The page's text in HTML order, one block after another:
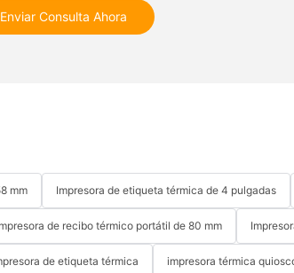
Enviar Consulta Ahora
mm Impresora de etiqueta térmica de 4 pulgadas
de recibo térmico portátil de 80 mm
de etiqueta térmica impresora térmica